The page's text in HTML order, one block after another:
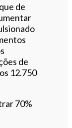
de
de
12.750
70%